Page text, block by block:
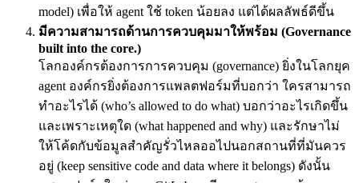
model) เพื่อให้ agent ใช้ token น้อยลง แต่ได้ผลลัพธ์ดีขึ้น
มีความสามารถด้านการควบคุมมาให้พร้อม (Governance
built into the core.)
โลกองค์กรต้องการการควบคุม (governance) ยิ่งในโลกยุค
agent องค์กรยิ่งต้องการแพลตฟอร์มที่บอกว่า ใครสามารถ
ทำอะไรได้ (who’s allowed to do what) บอกว่าอะไรเกิดขึ้น
และเพราะเหตุใด (what happened and why) และรักษาไม่
ให้โค้ดกับข้อมูลสำคัญรั่วไหลออไปนอกสถานที่ที่มันควร
อยู่ (keep sensitive code and data where it belongs) ดังนั้น